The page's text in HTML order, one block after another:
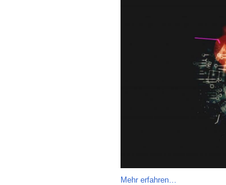
Mehr erfahren…